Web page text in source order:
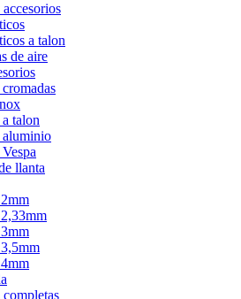
a talon
de aire
talon
aluminio
llanta
completas